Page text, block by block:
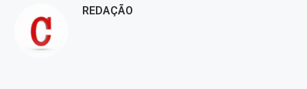
REDAÇÃO